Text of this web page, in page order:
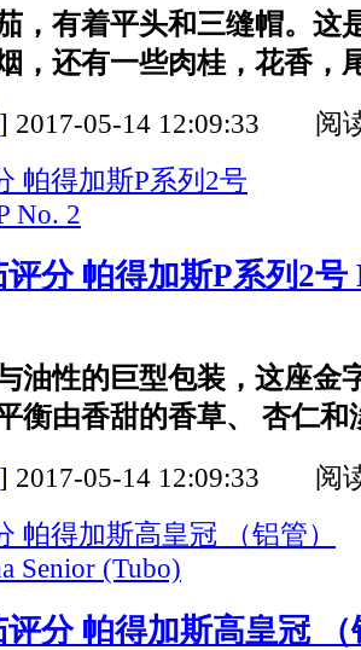
，有着平头和三缝帽。这
，还有一些肉桂，花香，
] 2017-05-14 12:09:33 阅
分 帕得加斯P系列2号
油性的巨型包装，这座金
衡由香甜的香草、 杏仁和
] 2017-05-14 12:09:33 阅
分 帕得加斯高皇冠 （